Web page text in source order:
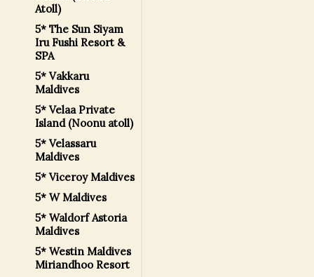
Atoll)
5* The Sun Siyam
Iru Fushi Resort &
SPA
5* Vakkaru
Maldives
5* Velaa Private
Island (Noonu atoll)
5* Velassaru
Maldives
5* Viceroy Maldives
5* W Maldives
5* Waldorf Astoria
Maldives
5* Westin Maldives
Miriandhoo Resort